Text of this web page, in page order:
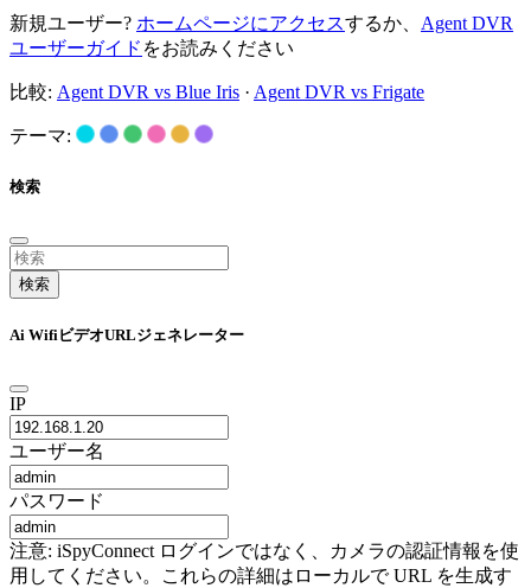
新規ユーザー? ホームページにアクセスするか、 Agent DVR
ユーザーガイド をお読みください
比較: Agent DVR vs Blue Iris · Agent DVR vs Frigate
テーマ:
検索
検索
Ai WifiビデオURLジェネレーター
IP
ユーザー名
パスワード
注意: iSpyConnect ログインではなく、カメラの認証情報を使
用してください。これらの詳細はローカルで URL を生成す